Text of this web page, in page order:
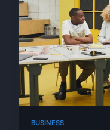
BUSINESS